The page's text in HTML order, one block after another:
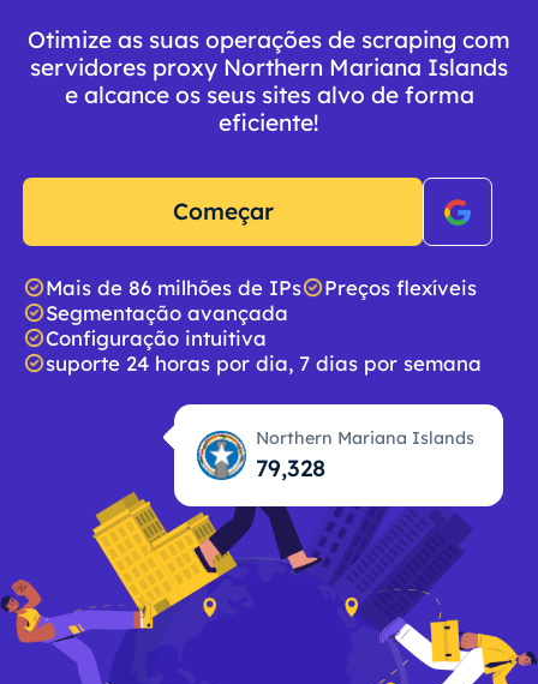
Otimize as suas operações de scraping com
servidores proxy Northern Mariana Islands
e alcance os seus sites alvo de forma
eficiente!
Começar
Mais de 86 milhões de IPs
Preços flexíveis
Segmentação avançada
Configuração intuitiva
suporte 24 horas por dia, 7 dias por semana
Northern Mariana Islands
79,329